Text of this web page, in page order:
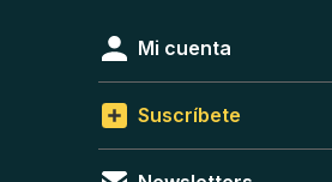
Mi cuenta
Suscríbete